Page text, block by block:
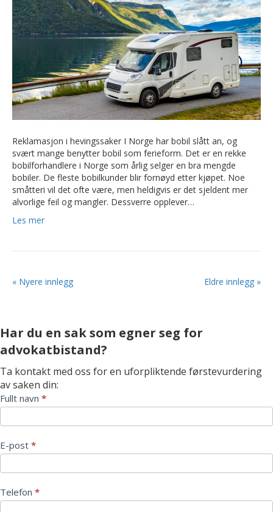
Reklamasjon i hevingssaker I Norge har bobil slått an, og
svært mange benytter bobil som ferieform. Det er en rekke
bobilforhandlere i Norge som årlig selger en bra mengde
bobiler. De fleste bobilkunder blir fornøyd etter kjøpet. Noe
småtteri vil det ofte være, men heldigvis er det sjeldent mer
alvorlige feil og mangler. Dessverre opplever…
Les mer
« Nyere innlegg Eldre innlegg »
Har du en sak som egner seg for
advokatbistand?
Ta kontakt med oss for en uforpliktende førstevurdering
av saken din:
Kontaktskjema
Fullt navn *
E-post *
Telefon *